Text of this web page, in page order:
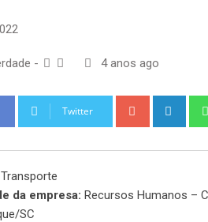
- 4 anos ago
Twitter Google+
da empresa: Recursos Humanos –
SC